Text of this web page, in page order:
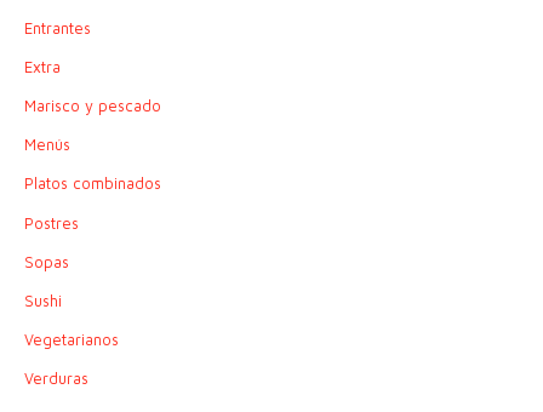
Entrantes
Extra
Marisco y pescado
Menús
Platos combinados
Postres
Sopas
Sushi
Vegetarianos
Verduras